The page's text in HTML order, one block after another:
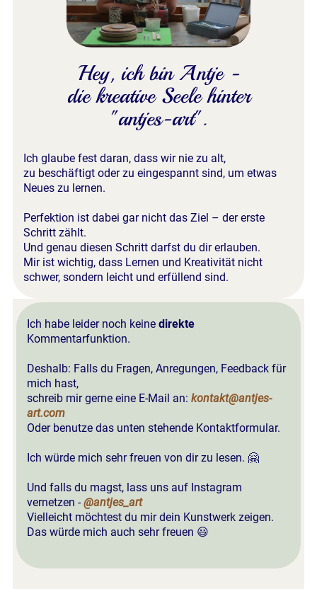
Hey, ich bin Antje -
die kreative Seele hinter
"antjes-art".
Ich glaube fest daran, dass wir nie zu alt,
zu beschäftigt oder zu eingespannt sind, um etwas
Neues zu lernen.
Perfektion ist dabei gar nicht das Ziel – der erste
Schritt zählt.
Und genau diesen Schritt darfst du dir erlauben.
Mir ist wichtig, dass Lernen und Kreativität nicht
schwer, sondern leicht und erfüllend sind.
Ich habe leider noch keine direkte
Kommentarfunktion.
Deshalb: Falls du Fragen, Anregungen, Feedback für
mich hast,
schreib mir gerne eine E-Mail an: kontakt@antjes-
art.com
Oder benutze das unten stehende Kontaktformular.
Ich würde mich sehr freuen von dir zu lesen. 🤗
Und falls du magst, lass uns auf Instagram
vernetzen -@antjes_art
Vielleicht möchtest du mir dein Kunstwerk zeigen.
Das würde mich auch sehr freuen 😃